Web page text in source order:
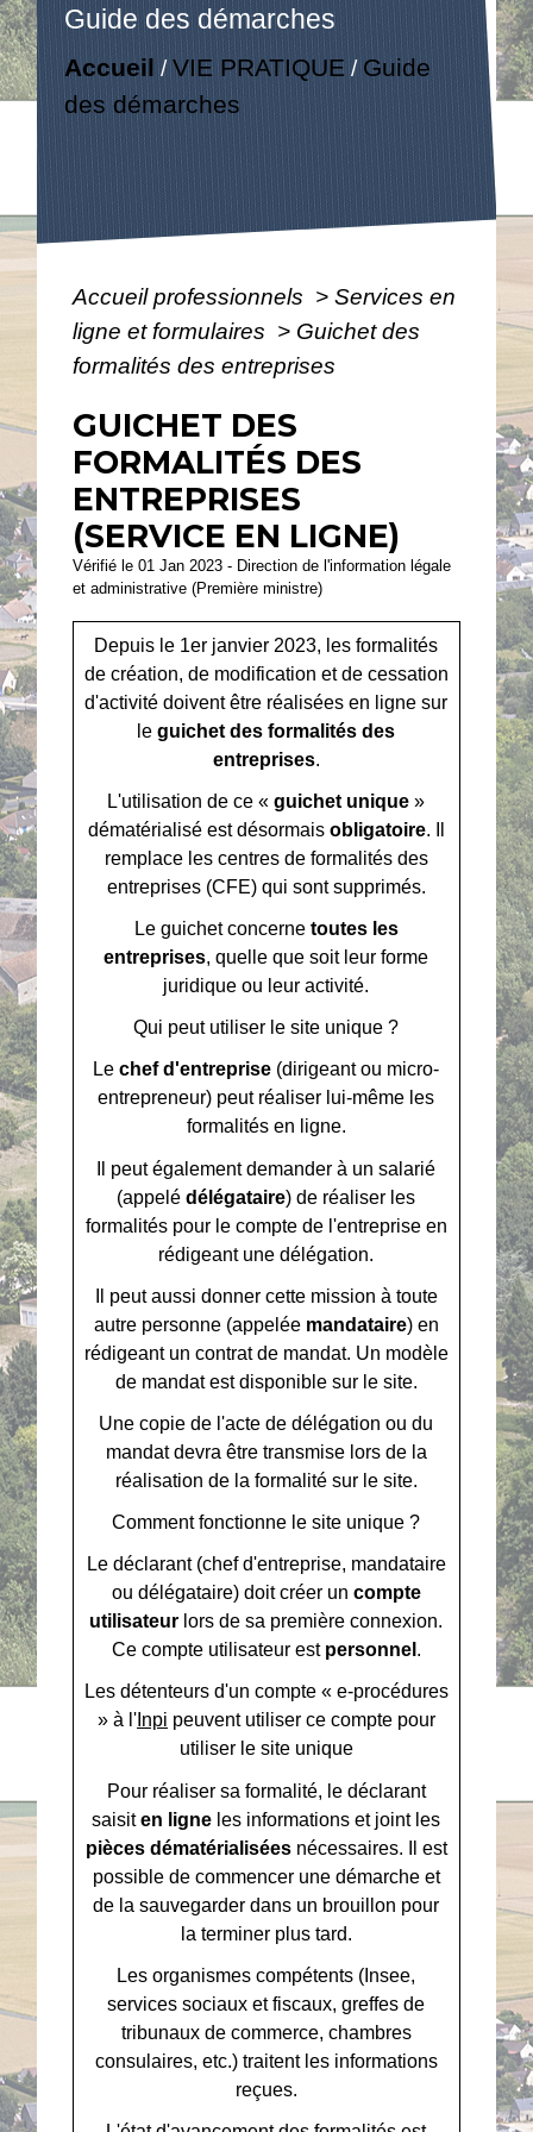
Guide des démarches
Accueil /VIE PRATIQUE / Guide
des démarches
Accueil professionnels > Services en
ligne et formulaires > Guichet des
formalités des entreprises
GUICHET DES
FORMALITÉS DES
ENTREPRISES
(SERVICE EN LIGNE)
Vérifié le 01 Jan 2023 - Direction de l'information légale
et administrative (Première ministre)
Depuis le 1er janvier 2023, les formalités
de création, de modification et de cessation
d'activité doivent être réalisées en ligne sur
leguichet des formalités des
entreprises.
L'utilisation de ce «guichet unique »
dématérialisé est désormais obligatoire. Il
remplace les centres de formalités des
entreprises (CFE) qui sont supprimés.
Le guichet concerne toutes les
entreprises, quelle que soit leur forme
juridique ou leur activité.
Qui peut utiliser le site unique ?
Lechef d'entreprise (dirigeant ou micro-
entrepreneur) peut réaliser lui-même les
formalités en ligne.
Il peut également demander à un salarié
(appelédélégataire) de réaliser les
formalités pour le compte de l'entreprise en
rédigeant une délégation.
Il peut aussi donner cette mission à toute
autre personne (appelée mandataire) en
rédigeant un contrat de mandat. Un modèle
de mandat est disponible sur le site.
Une copie de l'acte de délégation ou du
mandat devra être transmise lors de la
réalisation de la formalité sur le site.
Comment fonctionne le site unique ?
Le déclarant (chef d'entreprise, mandataire
ou délégataire) doit créer un compte
utilisateur lors de sa première connexion.
Ce compte utilisateur est personnel .
Les détenteurs d'un compte « e-procédures
» à l'Inpi peuvent utiliser ce compte pour
utiliser le site unique
Pour réaliser sa formalité, le déclarant
saisiten ligne les informations et joint les
pièces dématérialiséesnécessaires. Il est
possible de commencer une démarche et
de la sauvegarder dans un brouillon pour
la terminer plus tard.
Les organismes compétents (Insee,
services sociaux et fiscaux, greffes de
tribunaux de commerce, chambres
consulaires, etc.) traitent les informations
reçues.